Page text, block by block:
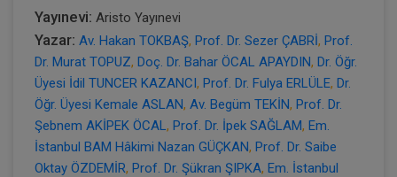
Yayınevi: Aristo Yayınevi
Yazar: Av. Hakan TOKBAŞ, Prof. Dr. Sezer ÇABRİ, Prof.
Dr. Murat TOPUZ, Doç. Dr. Bahar ÖCAL APAYDIN, Dr. Öğr.
Üyesi İdil TUNCER KAZANCI, Prof. Dr. Fulya ERLÜLE, Dr.
Öğr. Üyesi Kemale ASLAN, Av. Begüm TEKİN, Prof. Dr.
Şebnem AKİPEK ÖCAL, Prof. Dr. İpek SAĞLAM, Em.
İstanbul BAM Hâkimi Nazan GÜÇKAN, Prof. Dr. Saibe
Oktay ÖZDEMİR, Prof. Dr. Şükran ŞIPKA, Em. İstanbul